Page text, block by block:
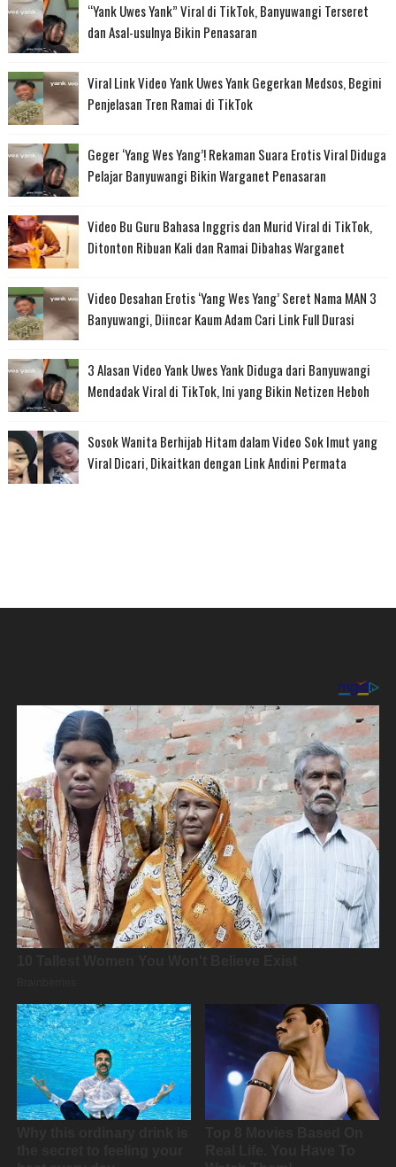
“Yank Uwes Yank” Viral di TikTok, Banyuwangi Terseret
dan Asal-usulnya Bikin Penasaran
Viral Link Video Yank Uwes Yank Gegerkan Medsos, Begini
Penjelasan Tren Ramai di TikTok
Geger ‘Yang Wes Yang’! Rekaman Suara Erotis Viral Diduga
Pelajar Banyuwangi Bikin Warganet Penasaran
Video Bu Guru Bahasa Inggris dan Murid Viral di TikTok,
Ditonton Ribuan Kali dan Ramai Dibahas Warganet
Video Desahan Erotis ‘Yang Wes Yang’ Seret Nama MAN 3
Banyuwangi, Diincar Kaum Adam Cari Link Full Durasi
3 Alasan Video Yank Uwes Yank Diduga dari Banyuwangi
Mendadak Viral di TikTok, Ini yang Bikin Netizen Heboh
Sosok Wanita Berhijab Hitam dalam Video Sok Imut yang
Viral Dicari, Dikaitkan dengan Link Andini Permata